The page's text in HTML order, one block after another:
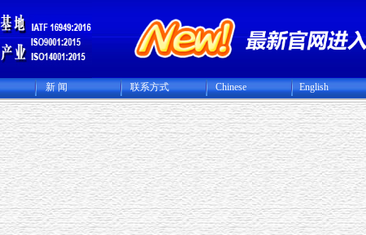
新 闻 联系方式 Chinese English